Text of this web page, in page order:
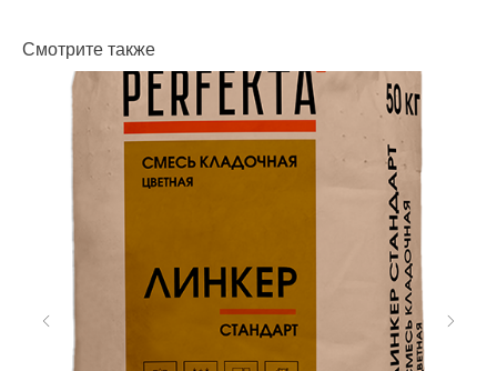
Смотрите также